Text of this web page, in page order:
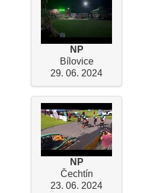
NP
Bílovice
29. 06. 2024
NP
Čechtín
23. 06. 2024